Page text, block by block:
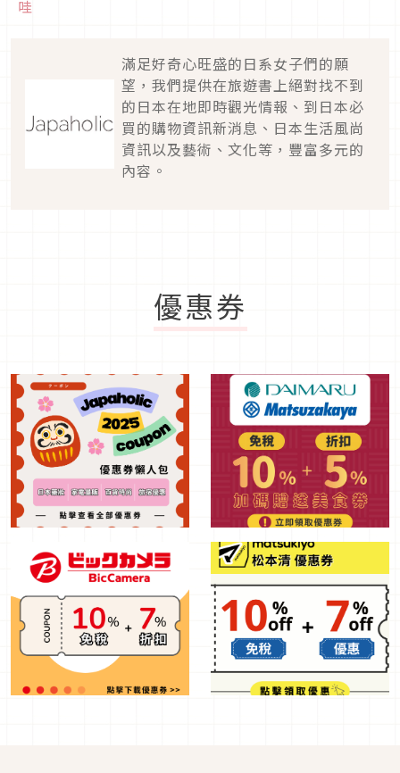
哇
滿足好奇心旺盛的日系女子們的願
望，我們提供在旅遊書上絕對找不到
的日本在地即時觀光情報、到日本必
買的購物資訊新消息、日本生活風尚
資訊以及藝術、文化等，豐富多元的
內容。
優惠券